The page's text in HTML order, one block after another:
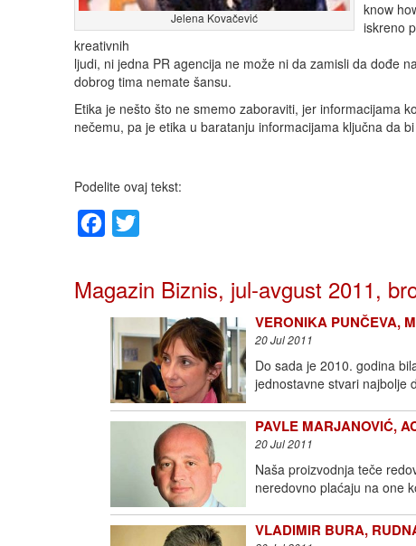
Jelena Kovačević
know
iskreno
kreativnih
ljudi, ni jedna PR agencija ne može ni da zamisli da dođe
dobrog tima nemate šansu.
Etika je nešto što ne smemo zaboraviti, jer informacijama
nečemu, pa je etika u baratanju informacijama ključna da
Podelite ovaj tekst:
Facebook
Magazin Biznis, jul-avgust 2011,
VERONIKA PUNČEVA,
20 Jul 2011
Do sada je 2010. godina
jednostavne stvari najbolje
PAVLE MARJANOVIĆ,
20 Jul 2011
Naša proizvodnja teče
neredovno plaćaju na one
VLADIMIR BURA,